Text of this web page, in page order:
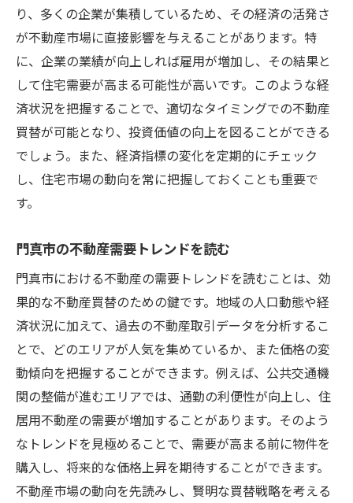
り、多くの企業が集積しているため、その経済の活発さ
が不動産市場に直接影響を与えることがあります。特
に、企業の業績が向上しれば雇用が増加し、その結果と
して住宅需要が高まる可能性が高いです。このような経
済状況を把握することで、適切なタイミングでの不動産
買替が可能となり、投資価値の向上を図ることができる
でしょう。また、経済指標の変化を定期的にチェック
し、住宅市場の動向を常に把握しておくことも重要で
す。
門真市の不動産需要トレンドを読む
門真市における不動産の需要トレンドを読むことは、効
果的な不動産買替のための鍵です。地域の人口動態や経
済状況に加えて、過去の不動産取引データを分析するこ
とで、どのエリアが人気を集めているか、また価格の変
動傾向を把握することができます。例えば、公共交通機
関の整備が進むエリアでは、通勤の利便性が向上し、住
居用不動産の需要が増加することがあります。そのよう
なトレンドを見極めることで、需要が高まる前に物件を
購入し、将来的な価格上昇を期待することができます。
不動産市場の動向を先読みし、賢明な買替戦略を考える